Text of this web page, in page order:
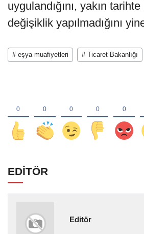
uygulandığını, yakın
değişiklik yapılmadığını
# eşya muafiyetleri # Ticaret Bakanlığı
EDİTÖR
Editör